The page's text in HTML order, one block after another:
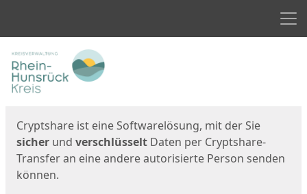
Start
Cryptshare ist eine Softwarelösung, mit der Sie
sicher und verschlüsselt Daten per Cryptshare-
Transfer an eine andere autorisierte Person senden
können.